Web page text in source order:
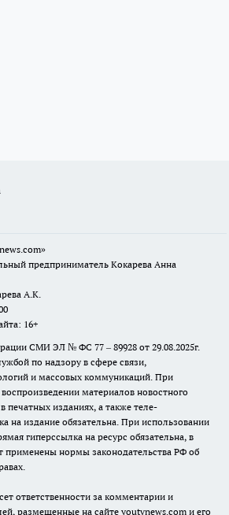
предприниматель Кокарева Анна
А.К.
16+
СМИ ЭЛ № ФС 77 – 89928 от 29.08.2025г.
по надзору в сфере связи,
и массовых коммуникаций. При
материалов новостного
печатных изданиях, а также теле-
на издание обязательна. При использовании
гиперссылка на ресурс обязательна, в
применены нормы законодательства РФ об
ответственности за комментарии и
размещенные на сайте youtvnews.com и его